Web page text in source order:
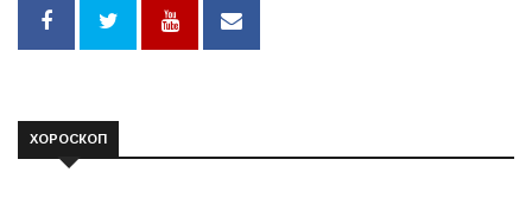
ХОРОСКОП